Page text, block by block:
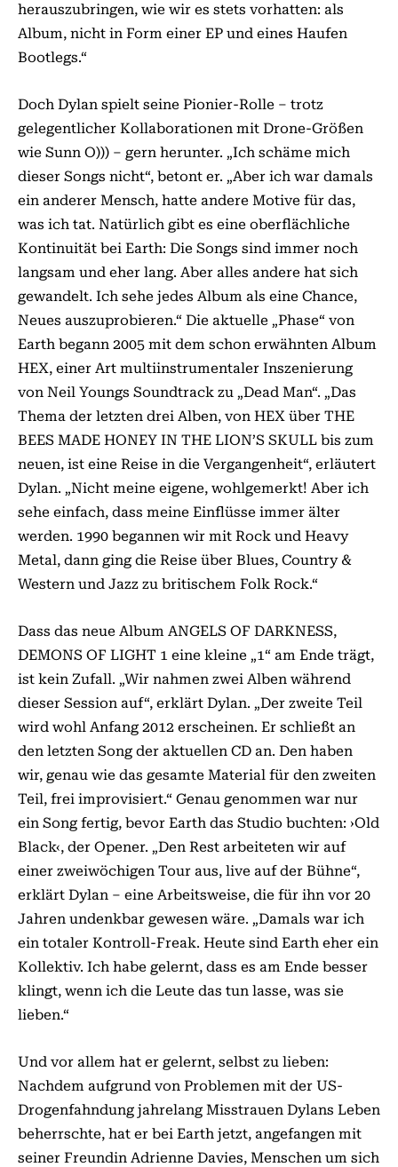
herauszubringen, wie wir es stets vorhatten: als
Album, nicht in Form einer EP und eines Haufen
Bootlegs.“
Doch Dylan spielt seine Pionier-Rolle – trotz
gelegentlicher Kollaborationen mit Drone-Größen
wie Sunn O))) – gern herunter. „Ich schäme mich
dieser Songs nicht“, betont er. „Aber ich war damals
ein anderer Mensch, hatte andere Motive für das,
was ich tat. Natürlich gibt es eine oberflächliche
Kontinuität bei Earth: Die Songs sind immer noch
langsam und eher lang. Aber alles andere hat sich
gewandelt. Ich sehe jedes Album als eine Chance,
Neues auszuprobieren.“ Die aktuelle „Phase“ von
Earth begann 2005 mit dem schon erwähnten Album
HEX, einer Art multiinstrumentaler Inszenierung
von Neil Youngs Soundtrack zu „Dead Man“. „Das
Thema der letzten drei Alben, von HEX über THE
BEES MADE HONEY IN THE LION’S SKULL bis zum
neuen, ist eine Reise in die Vergangenheit“, erläutert
Dylan. „Nicht meine eigene, wohlgemerkt! Aber ich
sehe einfach, dass meine Einflüsse immer älter
werden. 1990 begannen wir mit Rock und Heavy
Metal, dann ging die Reise über Blues, Country &
Western und Jazz zu britischem Folk Rock.“
Dass das neue Album ANGELS OF DARKNESS,
DEMONS OF LIGHT 1 eine kleine „1“ am Ende trägt,
ist kein Zufall. „Wir nahmen zwei Alben während
dieser Session auf“, erklärt Dylan. „Der zweite Teil
wird wohl Anfang 2012 erscheinen. Er schließt an
den letzten Song der aktuellen CD an. Den haben
wir, genau wie das gesamte Material für den zweiten
Teil, frei improvisiert.“ Genau genommen war nur
ein Song fertig, bevor Earth das Studio buchten: ›Old
Black‹, der Opener. „Den Rest arbeiteten wir auf
einer zweiwöchigen Tour aus, live auf der Bühne“,
erklärt Dylan – eine Arbeitsweise, die für ihn vor 20
Jahren undenkbar gewesen wäre. „Damals war ich
ein totaler Kontroll-Freak. Heute sind Earth eher ein
Kollektiv. Ich habe gelernt, dass es am Ende besser
klingt, wenn ich die Leute das tun lasse, was sie
lieben.“
Und vor allem hat er gelernt, selbst zu lieben:
Nachdem aufgrund von Problemen mit der US-
Drogenfahndung jahrelang Misstrauen Dylans Leben
beherrschte, hat er bei Earth jetzt, angefangen mit
seiner Freundin Adrienne Davies, Menschen um sich